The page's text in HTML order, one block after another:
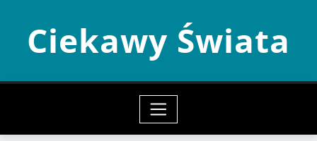
contentCiekawy Świata